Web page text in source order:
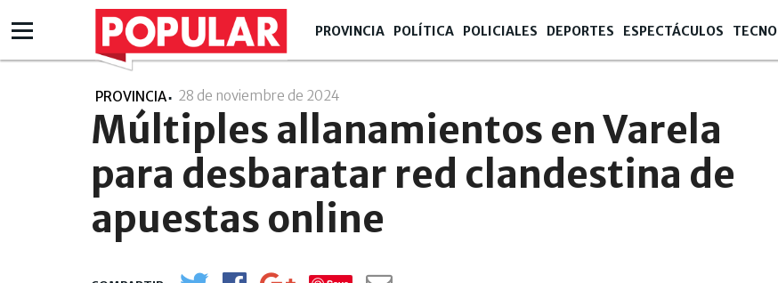
PROVINCIA POLÍTICA POLICIALES DEPORTES ESPECTÁCULOS TECNO
PROVINCIA 28 de noviembre de 2024
Múltiples allanamientos en Varela
para desbaratar red clandestina de
apuestas online